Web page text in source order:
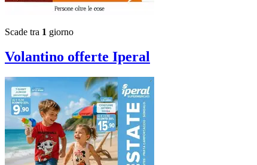
Scade tra 1 giorno
Volantino offerte Iperal